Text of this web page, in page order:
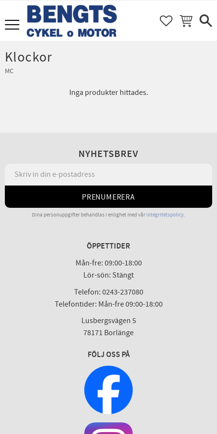
Meny FAVORITER
KUNDVAGN
Klockor
MC
Inga produkter hittades.
NYHETSBREV
PRENUMERERA
Dina personuppgifter behandlas i enlighet med vår integritetspolicy.
ÖPPETTIDER
Mån-fre: 09:00-18:00
Lör-sön: Stängt
Telefon: 0243-237080
Telefontider: Mån-fre 09:00-18:00
Lusbergsvägen 5
78171 Borlänge
FÖLJ OSS PÅ